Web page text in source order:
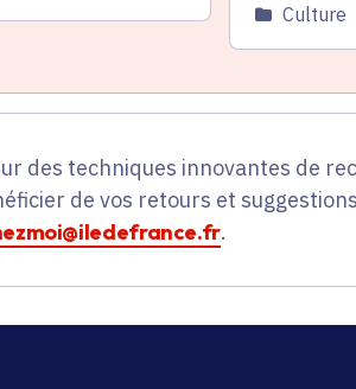
Catégorie
Culture
des techniques innovantes de
de vos retours et
.